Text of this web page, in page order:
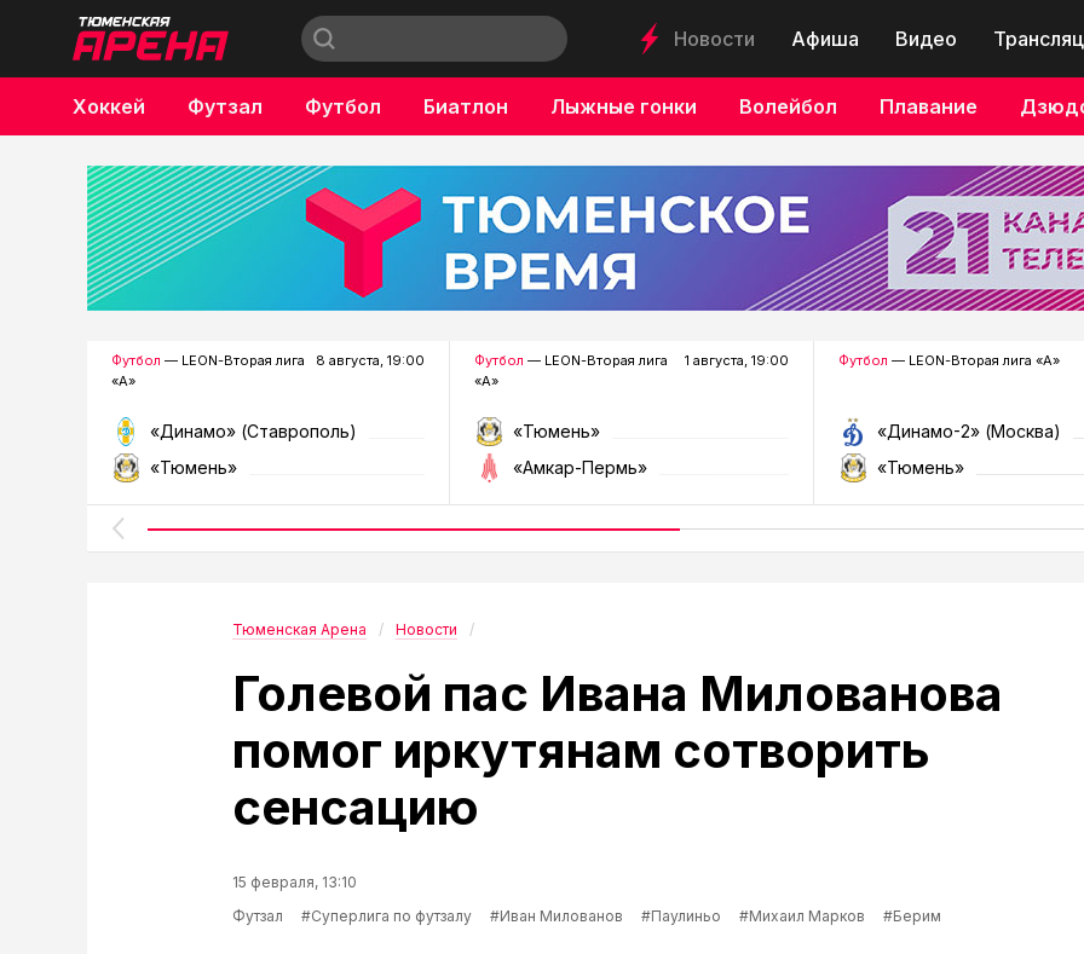
Новости Афиша Видео
Хоккей Футзал Футбол Биатлон Лыжные гонки Волейбол Плавание
Бокс
Футбол — LEON-Вторая лига
«А»
8 августа, 19:00
«Динамо» (Ставрополь)
«Тюмень»
Футбол — LEON-Вторая лига
«А»
1 августа, 19:00
«Тюмень»
«Амкар-Пермь»
Футбол — LEON-Вторая лига «А»
«Динамо-2» (Москва)
«Тюмень»
Тюменская Арена Новости
Голевой пас Ивана Милованова
помог иркутянам сотворить
сенсацию
15 февраля, 13:10
Футзал
#Суперлига по футзалу #Иван Милованов #Паулиньо #Михаил Марков #Берим